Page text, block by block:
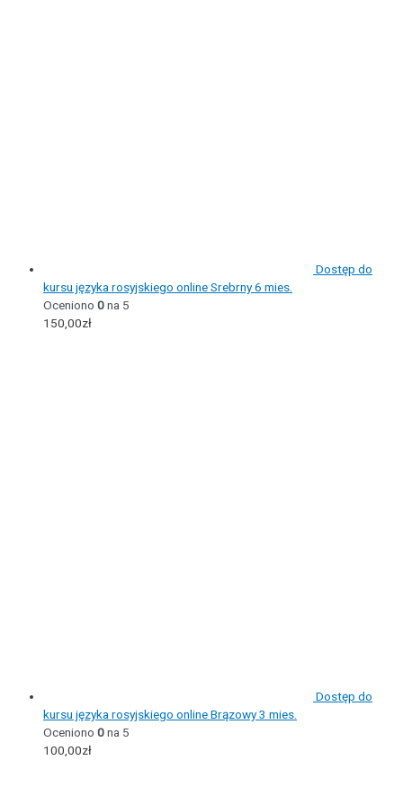
Dostęp do
kursu języka rosyjskiego online Srebrny 6 mies.
Oceniono 0na 5
150,00zł
Dostęp do
kursu języka rosyjskiego online Brązowy 3 mies.
Oceniono 0na 5
100,00zł